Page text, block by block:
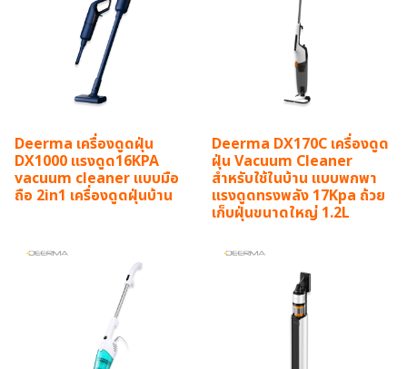
Deerma เครื่องดูดฝุ่น
DX1000 แรงดูด16KPA
vacuum cleaner แบบมือ
ถือ 2in1 เครื่องดูดฝุ่นบ้าน
Deerma DX170C เครื่องดูด
ฝุ่น Vacuum Cleaner
สำหรับใช้ในบ้าน แบบพกพา
แรงดูดทรงพลัง 17Kpa ถ้วย
เก็บฝุ่นขนาดใหญ่ 1.2L